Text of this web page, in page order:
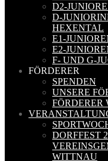
D2-
D-
HEXENTAL
E1-
E2-
F- UND G-
FÖRDERER
SPENDEN
UNSERE
FÖRDERER
DORFFEST
WITTNAU